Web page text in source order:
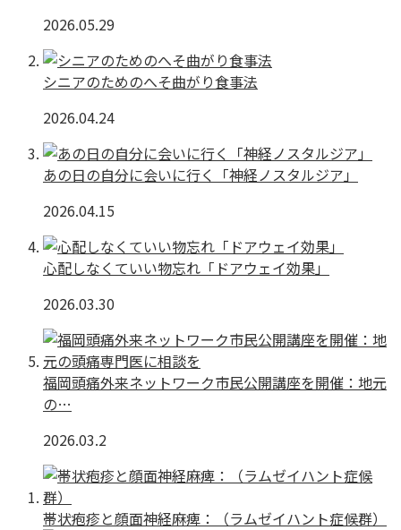
2026.05.29
シニアのためのへそ曲がり食事法
2026.04.24
あの日の自分に会いに行く「神経ノスタルジア」
2026.04.15
心配しなくていい物忘れ「ドアウェイ効果」
2026.03.30
福岡頭痛外来ネットワーク市民公開講座を開催：地元
の…
2026.03.2
帯状疱疹と顔面神経麻痺：（ラムゼイハント症候群）